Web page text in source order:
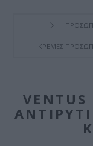
ΚΡΕΜΕΣ